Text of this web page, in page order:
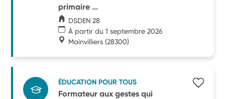
primaire ...
DSDEN 28
À partir du 1 septembre 2026
Mainvilliers (28300)
ÉDUCATION POUR TOUS
Formateur aux gestes qui